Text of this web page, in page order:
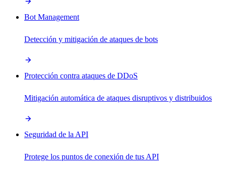
Bot Management
Detección y mitigación de ataques de bots
Protección contra ataques de DDoS
Mitigación automática de ataques disruptivos y distribuidos
Seguridad de la API
Protege los puntos de conexión de tus API